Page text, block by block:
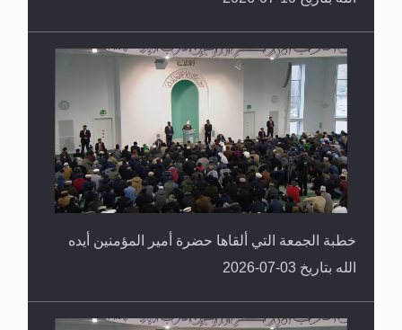
خطبة الجمعة التي ألقاها حضرة أمير المؤمنين أيده
الله بتاريخ 10-07-2026
خطبة الجمعة التي ألقاها حضرة أمير المؤمنين أيده
الله بتاريخ 03-07-2026